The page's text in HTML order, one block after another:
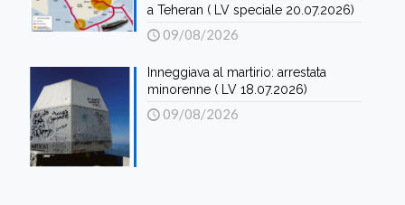
a Teheran ( LV speciale 20.07.2026)
09/08/2026
Inneggiava al martirio: arrestata
minorenne ( LV 18.07.2026)
09/08/2026